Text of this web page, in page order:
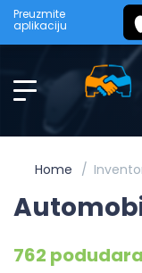
Preuzmite
aplikaciju
Home
762